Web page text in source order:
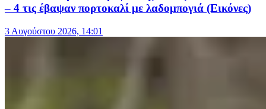
– 4 τις έβαψαν πορτοκαλί με λαδομπογιά (Εικόνες)
3 Αυγούστου 2026, 14:01